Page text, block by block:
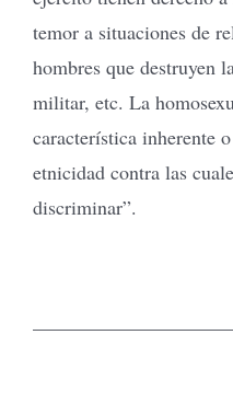
temor a situaciones de
hombres que destruyen
militar, etc. La
característica inherente
etnicidad contra las
discriminar”.